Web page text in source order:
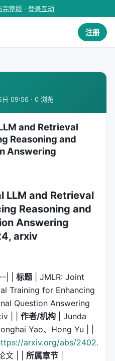
完整版 · 登录互动
注册
09:56 · 0 浏览
and Retrieval
Reasoning and
Answering
LLM and Retrieval
Reasoning and
Answering
arxiv
| | 标题 | JMLR: Joint
Training for Enhancing
Question Answering
| | 作者/机构 | Junda
Yao、Hong Yu | |
arxiv.org/abs/2402.
文 | | 所属章节